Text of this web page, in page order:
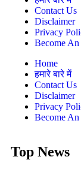
Contact Us
Disclaimer
Privacy
Become
Home
हमारे बारे में
Contact Us
Disclaimer
Privacy
Become
Top News